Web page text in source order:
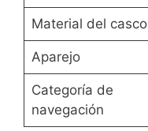
Material del casco
Aparejo
Categoría de
navegación